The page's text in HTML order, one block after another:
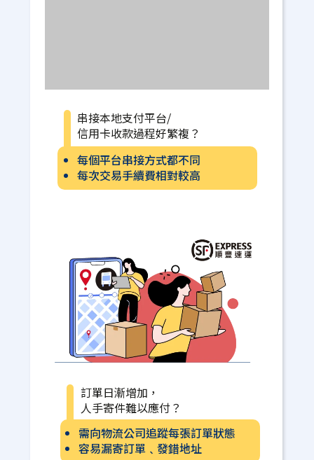
串接本地支付平台/
信用卡收款過程好繁複？
每個平台串接方式都不同
每次交易手續費相對較高
訂單日漸增加，
人手寄件難以應付？
需向物流公司追蹤每張訂單狀態
容易漏寄訂單﹑發錯地址